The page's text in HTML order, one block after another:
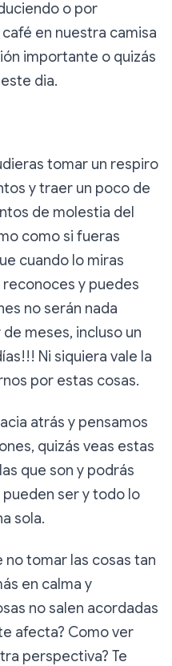
o por
en nuestra camisa
importante o quizás
dia.
tomar un respiro
y traer un poco de
de molestia del
como si fueras
cuando lo miras
y puedes
no serán nada
meses, incluso un
Ni siquiera vale la
por estas cosas.
atrás y pensamos
quizás veas estas
que son y podrás
ser y todo lo
sola.
tomar las cosas tan
en calma y
no salen acordadas
afecta? Como ver
perspectiva? Te